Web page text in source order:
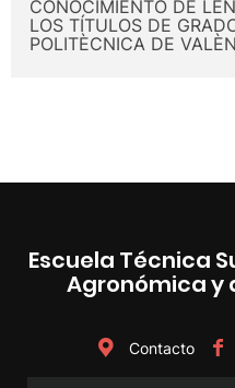
CONOCIMIENTO DE
LOS TÍTULOS DE
POLITÈCNICA DE
Escuela Técnica
Agronómica y
Contacto